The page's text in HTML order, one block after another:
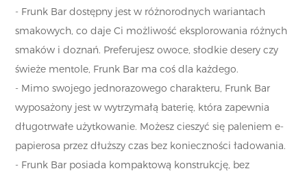
- Frunk Bar dostępny jest w różnorodnych wariantach
smakowych, co daje Ci możliwość eksplorowania różnych
smaków i doznań. Preferujesz owoce, słodkie desery czy
świeże mentole, Frunk Bar ma coś dla każdego.
- Mimo swojego jednorazowego charakteru, Frunk Bar
wyposażony jest w wytrzymałą baterię, która zapewnia
długotrwałe użytkowanie. Możesz cieszyć się paleniem e-
papierosa przez dłuższy czas bez konieczności ładowania.
- Frunk Bar posiada kompaktową konstrukcję, bez